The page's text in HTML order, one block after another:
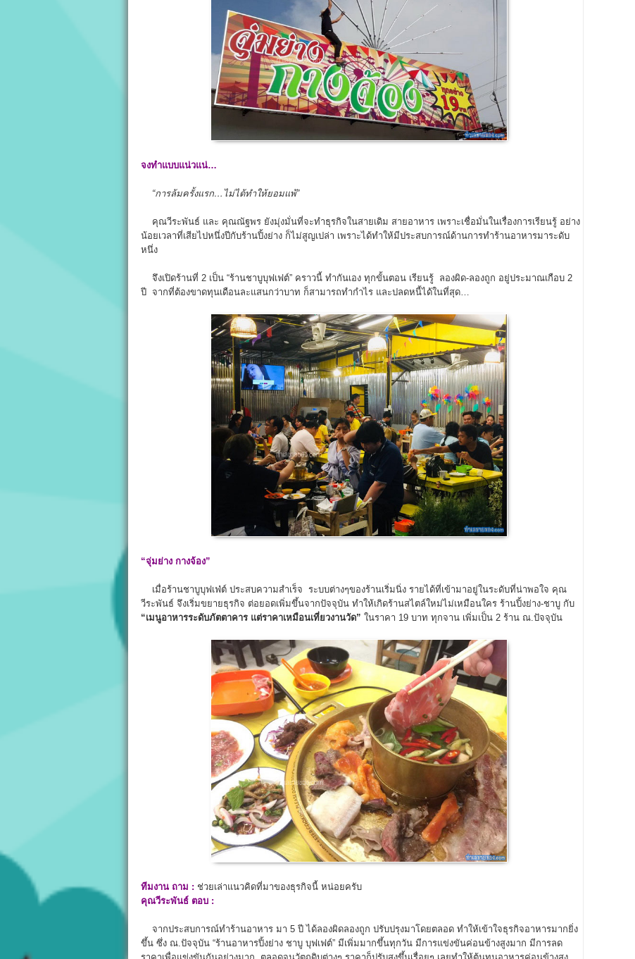
จงทำแบบแน่วแน่…
“การล้มครั้งแรก…ไม่ได้ทำให้ยอมแพ้”
คุณวีระพันธ์ และ คุณณัฐพร ยังมุ่งมั่นที่จะทำธุรกิจในสายเดิม สายอาหาร เพราะเชื่อมั่นในเรื่องการเรียนรู้ อย่าง
น้อยเวลาที่เสียไปหนึ่งปีกับร้านปิ้งย่าง ก็ไม่สูญเปล่า เพราะได้ทำให้มีประสบการณ์ด้านการทำร้านอาหารมาระดับ
หนึ่ง
จึงเปิดร้านที่ 2 เป็น “ร้านชาบูบุฟเฟต์” คราวนี้ ทำกันเอง ทุกขั้นตอน เรียนรู้ ลองผิด-ลองถูก อยู่ประมาณเกือบ 2
ปี จากที่ต้องขาดทุนเดือนละแสนกว่าบาท ก็สามารถทำกำไร และปลดหนี้ได้ในที่สุด…
“จุ่มย่าง กางจ้อง”
เมื่อร้านชาบูบุฟเฟ่ต์ ประสบความสำเร็จ ระบบต่างๆของร้านเริ่มนิ่ง รายได้ที่เข้ามาอยู่ในระดับที่น่าพอใจ คุณ
วีระพันธ์ จึงเริ่มขยายธุรกิจ ต่อยอดเพิ่มขึ้นจากปัจจุบัน ทำให้เกิดร้านสไตล์ใหม่ไม่เหมือนใคร ร้านปิ้งย่าง-ชาบู กับ
“เมนูอาหารระดับภัตตาคาร แต่ราคาเหมือนเที่ยวงานวัด” ในราคา 19 บาท ทุกจาน เพิ่มเป็น 2 ร้าน ณ.ปัจจุบัน
ทีมงาน ถาม : ช่วยเล่าแนวคิดที่มาของธุรกิจนี้ หน่อยครับ
คุณวีระพันธ์ ตอบ :
จากประสบการณ์ทำร้านอาหาร มา 5 ปี ได้ลองผิดลองถูก ปรับปรุงมาโดยตลอด ทำให้เข้าใจธุรกิจอาหารมากยิ่ง
ขึ้น ซึ่ง ณ.ปัจจุบัน “ร้านอาหารปิ้งย่าง ชาบู บุฟเฟต์” มีเพิ่มมากขึ้นทุกวัน มีการแข่งขันค่อนข้างสูงมาก มีการลด